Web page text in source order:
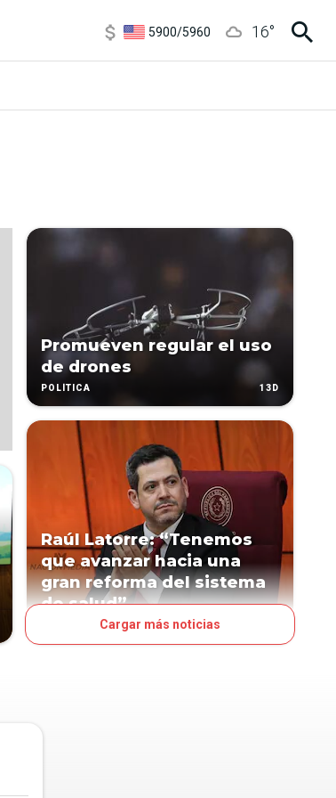
5900/5960
16°
Promueven regular el uso
de drones
POLÍTICA 13D
Raúl Latorre: “Tenemos
que avanzar hacia una
gran reforma del sistema
de salud”
Cargar más noticias